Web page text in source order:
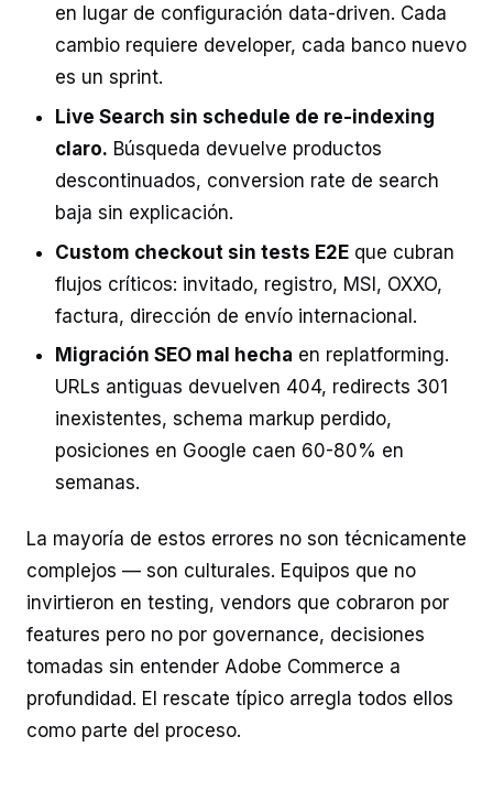
en lugar de configuración data-driven. Cada
cambio requiere developer, cada banco nuevo
es un sprint.
Live Search sin schedule de re-indexing
claro. Búsqueda devuelve productos
descontinuados, conversion rate de search
baja sin explicación.
Custom checkout sin tests E2Eque cubran
flujos críticos: invitado, registro, MSI, OXXO,
factura, dirección de envío internacional.
Migración SEO mal hecha en replatforming.
URLs antiguas devuelven 404, redirects 301
inexistentes, schema markup perdido,
posiciones en Google caen 60-80% en
semanas.
La mayoría de estos errores no son técnicamente
complejos — son culturales. Equipos que no
invirtieron en testing, vendors que cobraron por
features pero no por governance, decisiones
tomadas sin entender Adobe Commerce a
profundidad. El rescate típico arregla todos ellos
como parte del proceso.